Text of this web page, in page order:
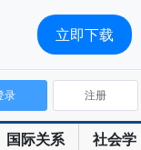
国际关系 社会学
录 注册
立即下载